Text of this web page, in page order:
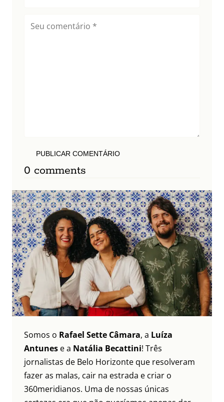
PUBLICAR COMENTÁRIO
0 comments
Somos o Rafael Sette Câmara, a Luíza
Antunes e a Natália Becattini! Três
jornalistas de Belo Horizonte que resolveram
fazer as malas, cair na estrada e criar o
360meridianos. Uma de nossas únicas